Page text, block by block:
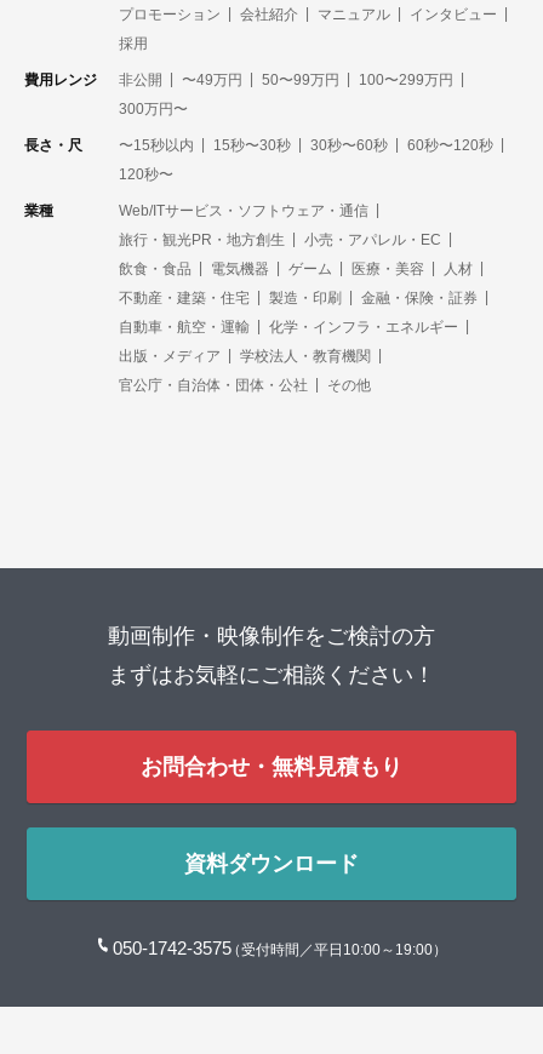
プロモーション
会社紹介 マニュアル
インタビュー
採用
費用レンジ 非公開 〜49万円 50〜99万円
100〜299万円
300万円〜
長さ・尺 〜15秒以内 15秒〜30秒 30秒〜60秒
60秒〜120秒
120秒〜
業種
Web/ITサービス・ソフトウェア・通信
旅行・観光PR・地方創生
小売・アパレル・EC
飲食・食品
電気機器 ゲーム 医療・美容
人材
不動産・建築・住宅
製造・印刷
金融・保険・証券
自動車・航空・運輸
化学・インフラ・エネルギー
出版・メディア
学校法人・教育機関
官公庁・自治体・団体・公社
その他
動画制作・映像制作をご検討の方
まずはお気軽にご相談ください！
お問合わせ・無料見積もり
資料ダウンロード
050-1742-3575（受付時間／平日10:00～19:00）